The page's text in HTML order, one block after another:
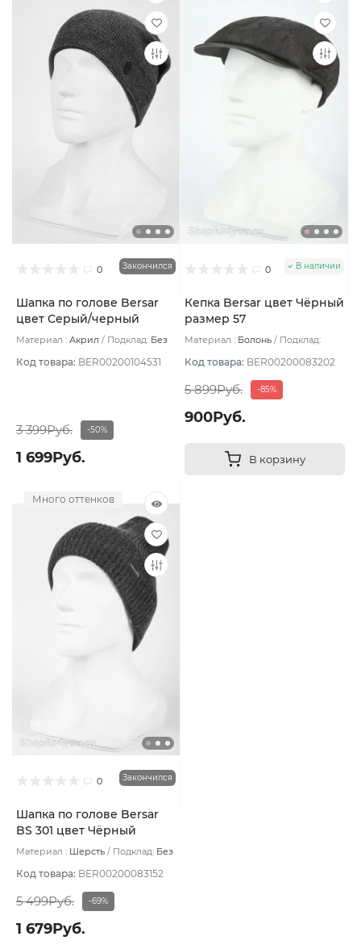
0 Закончился
Шапка по голове Bersar
цвет Серый/черный
Материал : Акрил Подклад: Без
Код товара: BER00200104531
3 399Руб. -50%
1 699Руб.
0 В наличии
Кепка Bersar цвет Чёрный
размер 57
Материал : Болонь
Подклад:
Код товара: BER00200083202
5 899Руб. -85%
900Руб.
В корзину
Много оттенков
0 Закончился
Шапка по голове Bersar
BS 301 цвет Чёрный
Материал : Шерсть Подклад: Без
Код товара: BER00200083152
5 499Руб. -69%
1 679Руб.